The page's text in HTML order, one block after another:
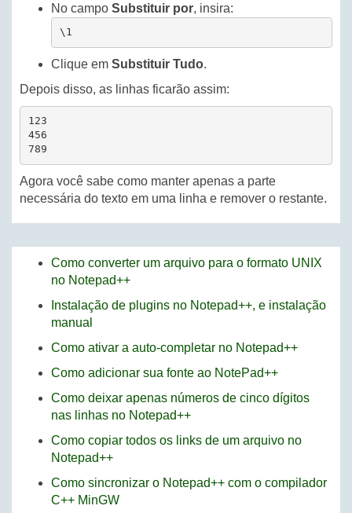
No campo Substituir por, insira:
\1
Clique em Substituir Tudo.
Depois disso, as linhas ficarão assim:
123
456
789
Agora você sabe como manter apenas a parte
necessária do texto em uma linha e remover o restante.
Como converter um arquivo para o formato UNIX
no Notepad++
Instalação de plugins no Notepad++, e instalação
manual
Como ativar a auto-completar no Notepad++
Como adicionar sua fonte ao NotePad++
Como deixar apenas números de cinco dígitos
nas linhas no Notepad++
Como copiar todos os links de um arquivo no
Notepad++
Como sincronizar o Notepad++ com o compilador
C++ MinGW